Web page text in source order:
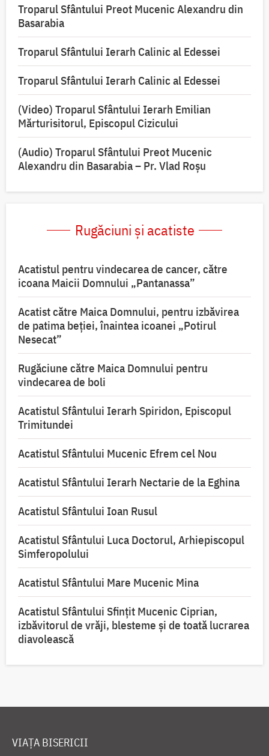
Troparul Sfântului Preot Mucenic Alexandru din
Basarabia
Troparul Sfântului Ierarh Calinic al Edessei
Troparul Sfântului Ierarh Calinic al Edessei
(Video) Troparul Sfântului Ierarh Emilian
Mărturisitorul, Episcopul Cizicului
(Audio) Troparul Sfântului Preot Mucenic
Alexandru din Basarabia – Pr. Vlad Roșu
Rugăciuni și acatiste
Acatistul pentru vindecarea de cancer, către
icoana Maicii Domnului „Pantanassa”
Acatist către Maica Domnului, pentru izbăvirea
de patima beției, înaintea icoanei „Potirul
Nesecat”
Rugăciune către Maica Domnului pentru
vindecarea de boli
Acatistul Sfântului Ierarh Spiridon, Episcopul
Trimitundei
Acatistul Sfântului Mucenic Efrem cel Nou
Acatistul Sfântului Ierarh Nectarie de la Eghina
Acatistul Sfântului Ioan Rusul
Acatistul Sfântului Luca Doctorul, Arhiepiscopul
Simferopolului
Acatistul Sfântului Mare Mucenic Mina
Acatistul Sfântului Sfințit Mucenic Ciprian,
izbăvitorul de vrăji, blesteme și de toată lucrarea
diavolească
VIAȚA BISERICII